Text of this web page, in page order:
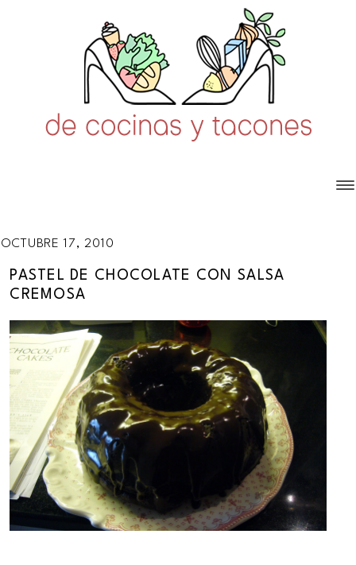
OCTUBRE 17, 2010
PASTEL DE CHOCOLATE CON SALSA
CREMOSA